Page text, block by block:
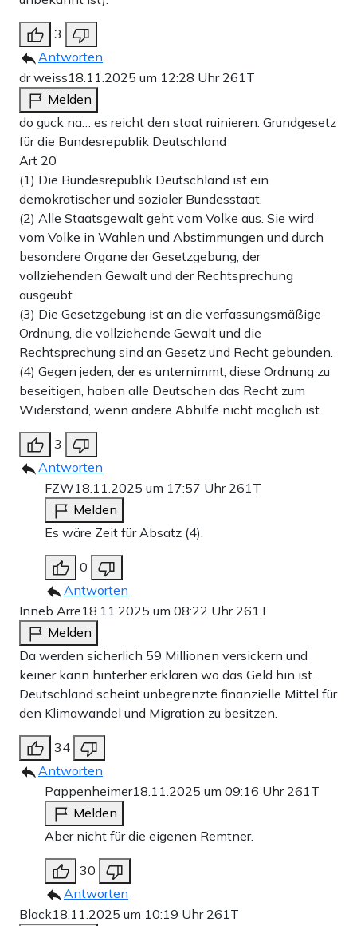
3
Antworten
dr weiss18.11.2025 um 12:28 Uhr 261T
Melden
do guck na… es reicht den staat ruinieren: Grundgesetz
für die Bundesrepublik Deutschland
Art 20
(1) Die Bundesrepublik Deutschland ist ein
demokratischer und sozialer Bundesstaat.
(2) Alle Staatsgewalt geht vom Volke aus. Sie wird
vom Volke in Wahlen und Abstimmungen und durch
besondere Organe der Gesetzgebung, der
vollziehenden Gewalt und der Rechtsprechung
ausgeübt.
(3) Die Gesetzgebung ist an die verfassungsmäßige
Ordnung, die vollziehende Gewalt und die
Rechtsprechung sind an Gesetz und Recht gebunden.
(4) Gegen jeden, der es unternimmt, diese Ordnung zu
beseitigen, haben alle Deutschen das Recht zum
Widerstand, wenn andere Abhilfe nicht möglich ist.
3
Antworten
FZW18.11.2025 um 17:57 Uhr 261T
Melden
Es wäre Zeit für Absatz (4).
0
Antworten
Inneb Arre18.11.2025 um 08:22 Uhr 261T
Melden
Da werden sicherlich 59 Millionen versickern und
keiner kann hinterher erklären wo das Geld hin ist.
Deutschland scheint unbegrenzte finanzielle Mittel für
den Klimawandel und Migration zu besitzen.
34
Antworten
Pappenheimer18.11.2025 um 09:16 Uhr 261T
Melden
Aber nicht für die eigenen Remtner.
30
Antworten
Black18.11.2025 um 10:19 Uhr 261T